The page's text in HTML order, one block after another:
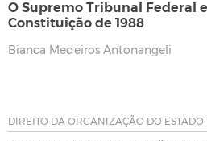
O Supremo Tribunal Federal
Constituição de 1988
Bianca Medeiros Antonangeli
DIREITO DA ORGANIZAÇÃO DO ESTADO